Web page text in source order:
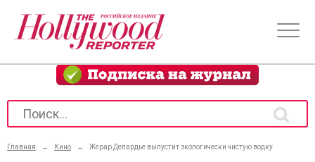
Главная → Кино → Жерар Депардье выпустит экологически чистую водку